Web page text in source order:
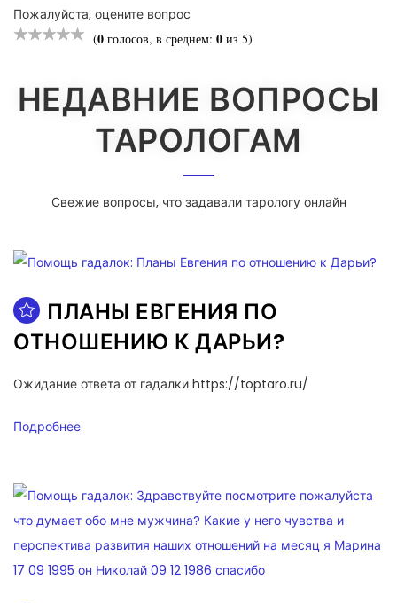
Пожалуйста, оцените вопрос
(0 голосов, в среднем: 0 из 5)
НЕДАВНИЕ ВОПРОСЫ
ТАРОЛОГАМ
Свежие вопросы, что задавали тарологу онлайн
ПЛАНЫ ЕВГЕНИЯ ПО
ОТНОШЕНИЮ К ДАРЬИ?
Ожидание ответа от гадалки https://toptaro.ru/
Подробнее